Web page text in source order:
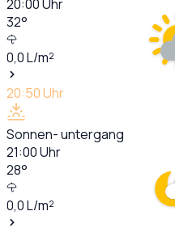
20:00Uhr
32°
0,0L/m²
20:50Uhr
Sonnen- untergang
21:00Uhr
28°
0,0L/m²